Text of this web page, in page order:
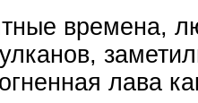
времена,
лава